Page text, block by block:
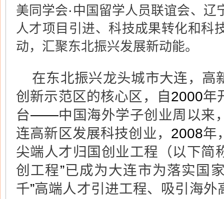
美同学会· 中国留学人员联谊会、辽
人才项目引进、科技成果转化和科
动，汇聚东北振兴发展新动能。
在东北振兴龙头城市大连，高
创新示范区的核心区，自2000年
台——中国海外学子创业周以来
连高新区发展科技创业， 2008年
尖端人才归国创业工程（以下简
创工程”已成为大连市为落实国
千”高端人才引进工程、吸引海